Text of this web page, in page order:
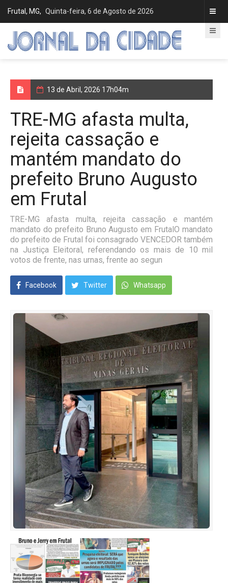
Frutal, MG, Quinta-feira, 6 de Agosto de 2026
13 de Abril, 2026 17h04m
TRE-MG afasta multa,
rejeita cassação e
mantém mandato do
prefeito Bruno Augusto
em Frutal
TRE-MG afasta multa, rejeita cassação e mantém
mandato do prefeito Bruno Augusto em FrutalO mandato
do prefeito de Frutal foi consagrado VENCEDOR também
na Justiça Eleitoral, referendando os mais de 10 mil
votos de frente, nas urnas, frente ao segun
Facebook Twitter Whatsapp